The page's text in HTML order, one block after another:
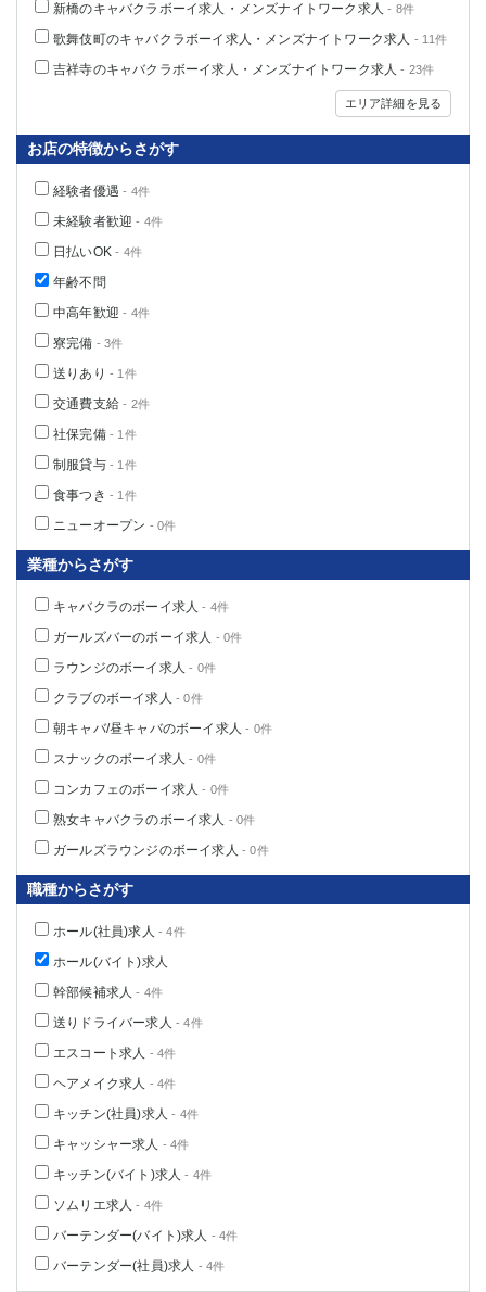
新橋のキャバクラボーイ求人・メンズナイトワーク求人 - 8件
歌舞伎町のキャバクラボーイ求人・メンズナイトワーク求人 - 11件
吉祥寺のキャバクラボーイ求人・メンズナイトワーク求人 - 23件
エリア詳細を見る
お店の特徴からさがす
経験者優遇 - 4件
未経験者歓迎 - 4件
日払いOK - 4件
年齢不問
中高年歓迎 - 4件
寮完備 - 3件
送りあり - 1件
交通費支給 - 2件
社保完備- 1件
制服貸与- 1件
食事つき - 1件
ニューオープン - 0件
業種からさがす
キャバクラのボーイ求人 - 4件
ガールズバーのボーイ求人 - 0件
ラウンジのボーイ求人 - 0件
クラブのボーイ求人 - 0件
朝キャバ/昼キャバのボーイ求人 - 0件
スナックのボーイ求人 - 0件
コンカフェのボーイ求人 - 0件
熟女キャバクラのボーイ求人 - 0件
ガールズラウンジのボーイ求人 - 0件
職種からさがす
ホール(社員)求人 - 4件
ホール(バイト)求人
幹部候補求人 - 4件
送りドライバー求人 - 4件
エスコート求人 - 4件
ヘアメイク求人 - 4件
キッチン(社員)求人 - 4件
キャッシャー求人 - 4件
キッチン(バイト)求人 - 4件
ソムリエ求人 - 4件
バーテンダー(バイト)求人 - 4件
バーテンダー(社員)求人 - 4件